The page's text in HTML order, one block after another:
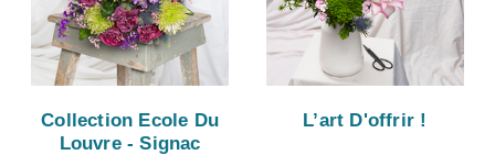
Collection Ecole Du
Louvre - Signac
L’art D'offrir !